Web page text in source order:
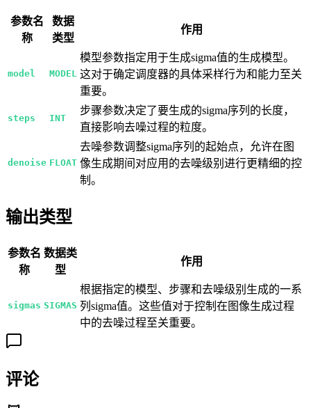
参数名
称
数据
类型
作用
model MODEL
模型参数指定用于生成sigma值的生成模型。
这对于确定调度器的具体采样行为和能力至关
重要。
steps INT
步骤参数决定了要生成的sigma序列的长度，
直接影响去噪过程的粒度。
denoise FLOAT
去噪参数调整sigma序列的起始点，允许在图
像生成期间对应用的去噪级别进行更精细的控
制。
输出类型
参数名
称
数据类
型
作用
sigmas SIGMAS
根据指定的模型、步骤和去噪级别生成的一系
列sigma值。这些值对于控制在图像生成过程
中的去噪过程至关重要。
评论